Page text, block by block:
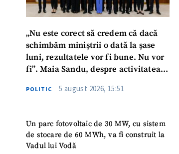
„Nu este corect să credem că dacă
schimbăm miniștrii o dată la șase
luni, rezultatele vor fi bune. Nu vor
fi”. Maia Sandu, despre activitatea
POLITIC 5 august 2026, 15:51
Un parc fotovoltaic de 30 MW, cu sistem
de stocare de 60 MWh, va fi construit la
Vadul lui Vodă